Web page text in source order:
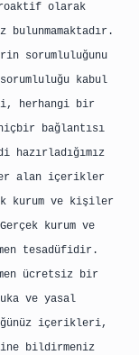
olarak
bulunmamaktadır.
sorumluluğunu
kabul
herhangi bir
bağlantısı
hazırladığımız
alan içerikler
kurum ve kişiler
kurum ve
tesadüfidir.
ücretsiz bir
ve yasal
içerikleri,
bildirmeniz